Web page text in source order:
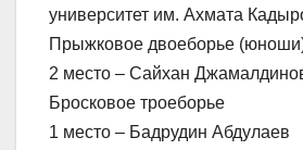
университет им. Ахмата
Прыжковое двоеборье
2 место – Сайхан
Бросковое троеборье
1 место – Бадрудин Абдулаев